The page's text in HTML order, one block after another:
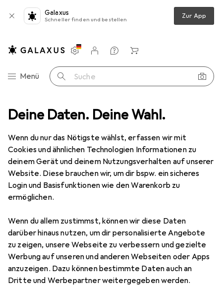
Deine Daten. Deine Wahl.
Wenn du nur das Nötigste wählst, erfassen wir mit
Cookies und ähnlichen Technologien Informationen zu
deinem Gerät und deinem Nutzungsverhalten auf unserer
Website. Diese brauchen wir, um dir bspw. ein sicheres
Login und Basisfunktionen wie den Warenkorb zu
ermöglichen.
Wenn du allem zustimmst, können wir diese Daten
darüber hinaus nutzen, um dir personalisierte Angebote
zu zeigen, unsere Webseite zu verbessern und gezielte
Werbung auf unseren und anderen Webseiten oder Apps
anzuzeigen. Dazu können bestimmte Daten auch an
Dritte und Werbepartner weitergegeben werden.
Galaxus
Schneller finden und bestellen Zur App
Navigation nach Kategorien
Menü Suche
Einstellungen
Kundenkonto
Vergleichslisten
Merklisten
Warenkorb
Alles in Mode Schuhe Boots + Stiefel
7 Bilder
Palladium Baggy
Preis in EUR inkl. MwSt.
EUR
103,64
Bewertungen Marke
Mehr von Palladium